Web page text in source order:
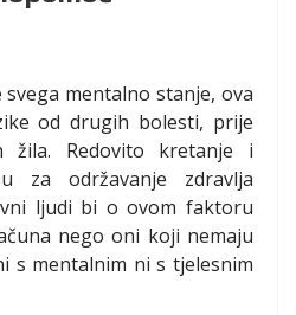
mentalno stanje, ova
od drugih bolesti, prije
žila. Redovito kretanje i
za održavanje zdravlja
ljudi bi o ovom faktoru
nego oni koji nemaju
s mentalnim ni s tjelesnim